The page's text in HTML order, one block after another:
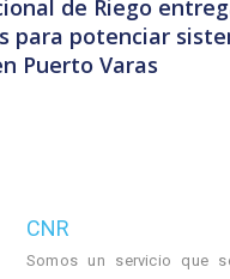
de Riego
para potenciar
Puerto Varas
CNR
Somos un servicio que